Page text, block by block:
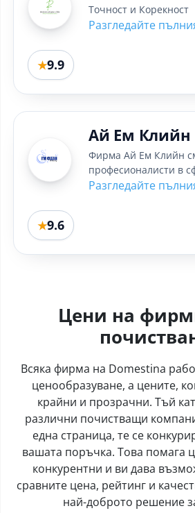
Точност и Корекност
Разгледайте
★9.9
Ай Ем
Фирма Ай Ем Клийн
професионалисти в
почистванията.
Разгледайте
★9.6
Цени на
Всяка фирма на Domestina
ценообразуване, а цените,
крайни и прозрачни. Тъй
различни почистващи
една страница, те се
вашата поръчка. Това помага
конкурентни и ви дава
сравните цена, рейтинг и
най-доброто решение